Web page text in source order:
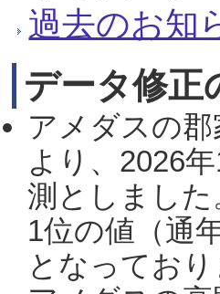
過去のお知
データ修正
アメダスの
より、2026
測としまし
1位の値（通
となってお